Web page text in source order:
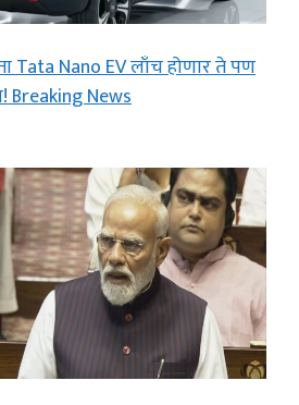
Tata Nano EV लाँच होणार ते पण
Breaking News